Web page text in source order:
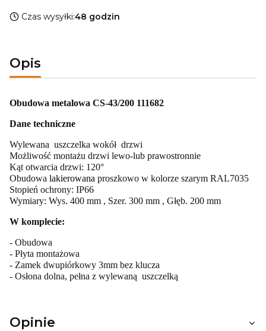
Czas wysyłki:48 godzin
Opis
Obudowa metalowa CS-43/200 111682
Dane techniczne
Wylewana uszczelka wokół drzwi
Możliwość montażu drzwi lewo-lub prawostronnie
Kąt otwarcia drzwi: 120°
Obudowa lakierowana proszkowo w kolorze szarym RAL7035
Stopień ochrony: IP66
Wymiary: Wys. 400 mm , Szer. 300 mm , Głęb. 200 mm
W komplecie:
- Obudowa
- Płyta montażowa
- Zamek dwupiórkowy 3mm bez klucza
- Osłona dolna, pełna z wylewaną uszczelką
Opinie